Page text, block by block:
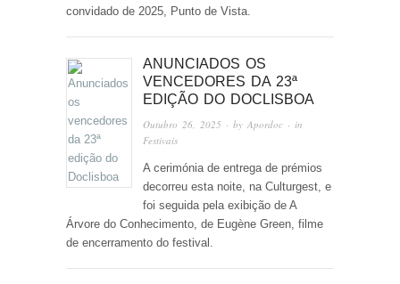
convidado de 2025, Punto de Vista.
ANUNCIADOS OS
VENCEDORES DA 23ª
EDIÇÃO DO DOCLISBOA
Outubro 26, 2025 · byApordoc · in
Festivais
A cerimónia de entrega de prémios
decorreu esta noite, na Culturgest, e
foi seguida pela exibição de A
Árvore do Conhecimento, de Eugène Green, filme
de encerramento do festival.